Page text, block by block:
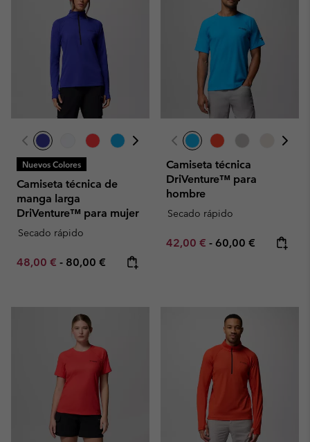
Nuevos Colores
Camiseta técnica de
manga larga
DriVenture™ para mujer
Secado rápido
Minimum sale price:
48,00 € - Maximum price:
80,00 €
Camiseta técnica
DriVenture™ para
hombre
Secado rápido
Minimum sale price:
42,00 € - Maximum price:
60,00 €